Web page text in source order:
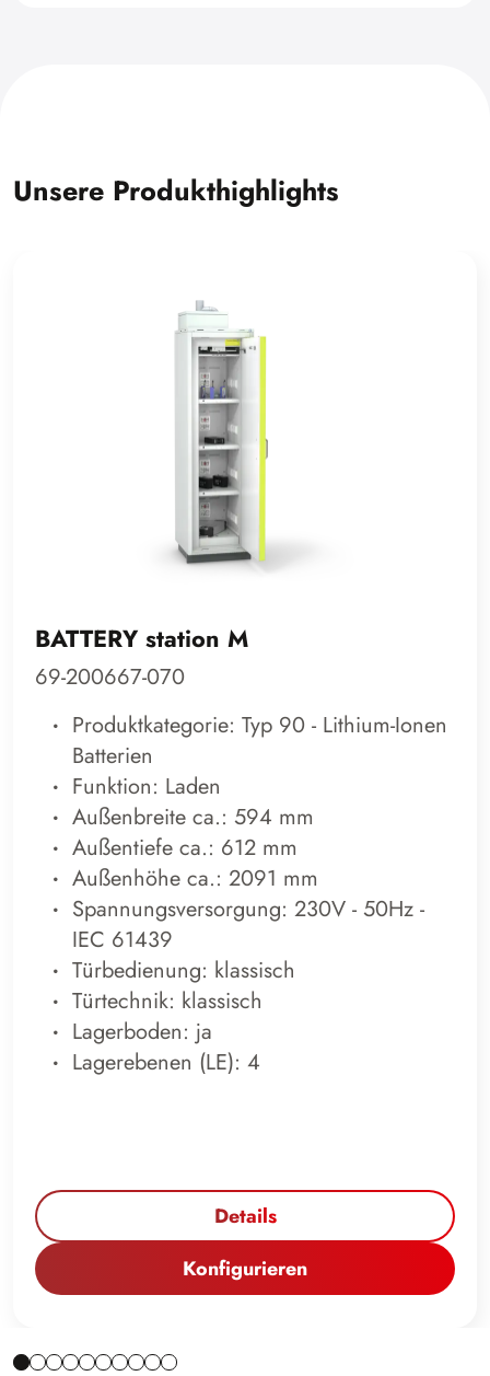
Unsere Produkthighlights
BATTERY station M
69-200667-070
Produktkategorie: Typ 90 - Lithium-Ionen
Batterien
Funktion: Laden
Außenbreite ca.: 594 mm
Außentiefe ca.: 612 mm
Außenhöhe ca.: 2091 mm
Spannungsversorgung: 230V - 50Hz -
IEC 61439
Türbedienung: klassisch
Türtechnik: klassisch
Lagerboden: ja
Lagerebenen (LE): 4
Details
Konfigurieren